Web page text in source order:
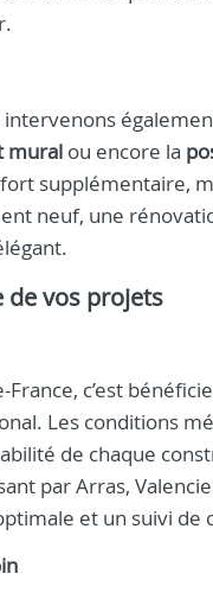
mural ou encore la
supplémentaire,
neuf, une
de vos projets
France, c’est
Les conditions
de chaque
par Arras,
et un suivi